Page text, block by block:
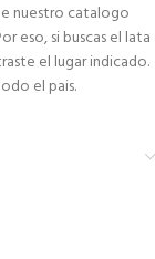
nuestro catalogo
eso, si buscas el lata
el lugar indicado.
el pais.